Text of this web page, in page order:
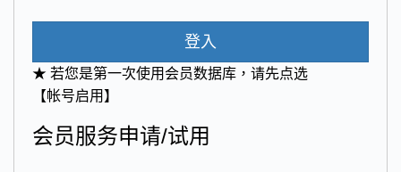
登入
★ 若您是第一次使用会员数据库，请先点选
【帐号启用】
会员服务申请/试用